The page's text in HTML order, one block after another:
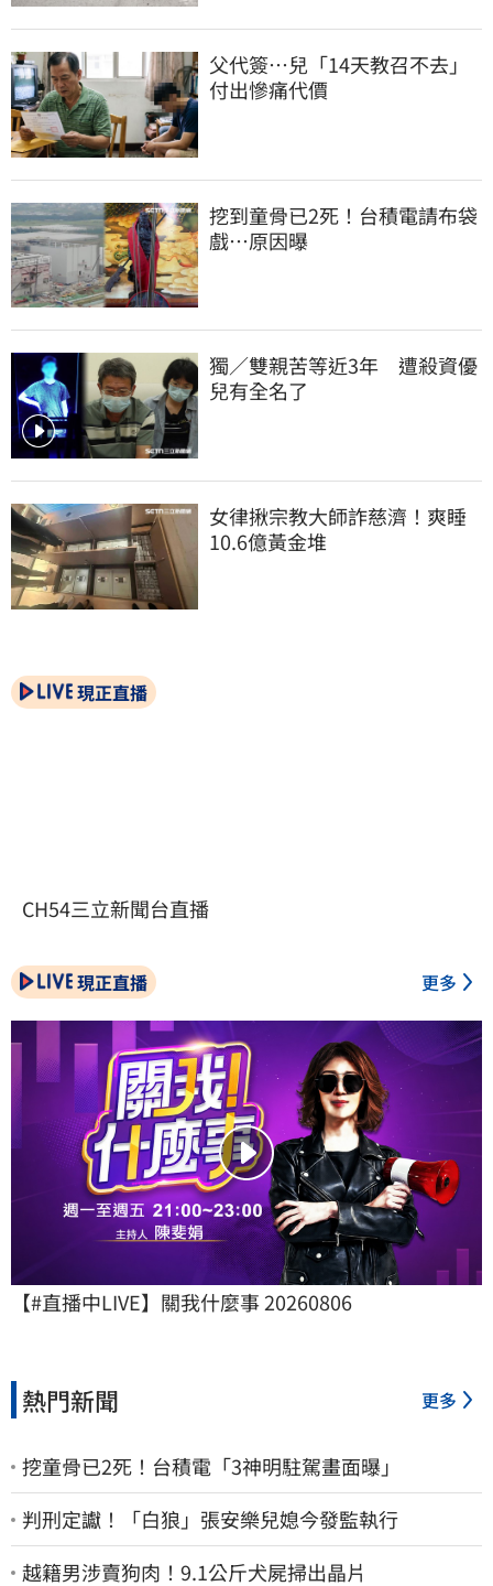
父代簽…兒「14天教召不去」
付出慘痛代價
挖到童骨已2死！台積電請布袋
戲…原因曝
獨／雙親苦等近3年　遭殺資優
兒有全名了
女律揪宗教大師詐慈濟！爽睡
10.6億黃金堆
現正直播
CH54三立新聞台直播
現正直播 更多
【#直播中LIVE】關我什麼事 20260806
熱門新聞 更多
挖童骨已2死！台積電「3神明駐駕畫面曝」
判刑定讞！「白狼」張安樂兒媳今發監執行
越籍男涉賣狗肉！9.1公斤犬屍掃出晶片